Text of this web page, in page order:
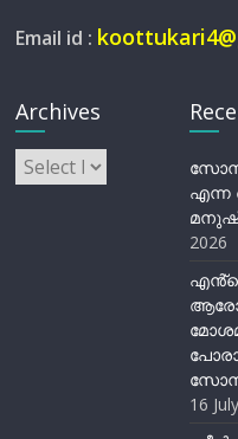
Email id :
Archives
Archives
2026
16